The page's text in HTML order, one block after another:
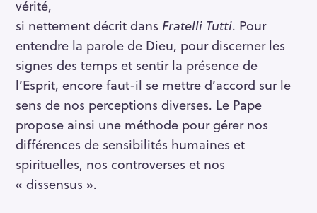
vérité,
si nettement décrit dans Fratelli Tutti. Pour
entendre la parole de Dieu, pour discerner les
signes des temps et sentir la présence de
l’Esprit, encore faut-il se mettre d’accord sur le
sens de nos perceptions diverses. Le Pape
propose ainsi une méthode pour gérer nos
différences de sensibilités humaines et
spirituelles, nos controverses et nos
« dissensus ».